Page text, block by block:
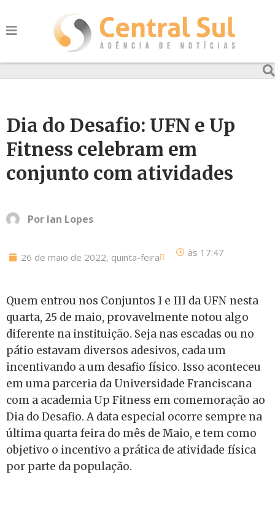
Dia do Desafio: UFN e Up
Fitness celebram em
conjunto com atividades
Por Ian Lopes
26 de maio de 2022, quinta-feira às 17:47
Quem entrou nos Conjuntos I e III da UFN nesta
quarta, 25 de maio, provavelmente notou algo
diferente na instituição. Seja nas escadas ou no
pátio estavam diversos adesivos, cada um
incentivando a um desafio físico. Isso aconteceu
em uma parceria da Universidade Franciscana
com a academia Up Fitness em comemoração ao
Dia do Desafio. A data especial ocorre sempre na
última quarta feira do mês de Maio, e tem como
objetivo o incentivo a prática de atividade física
por parte da população.